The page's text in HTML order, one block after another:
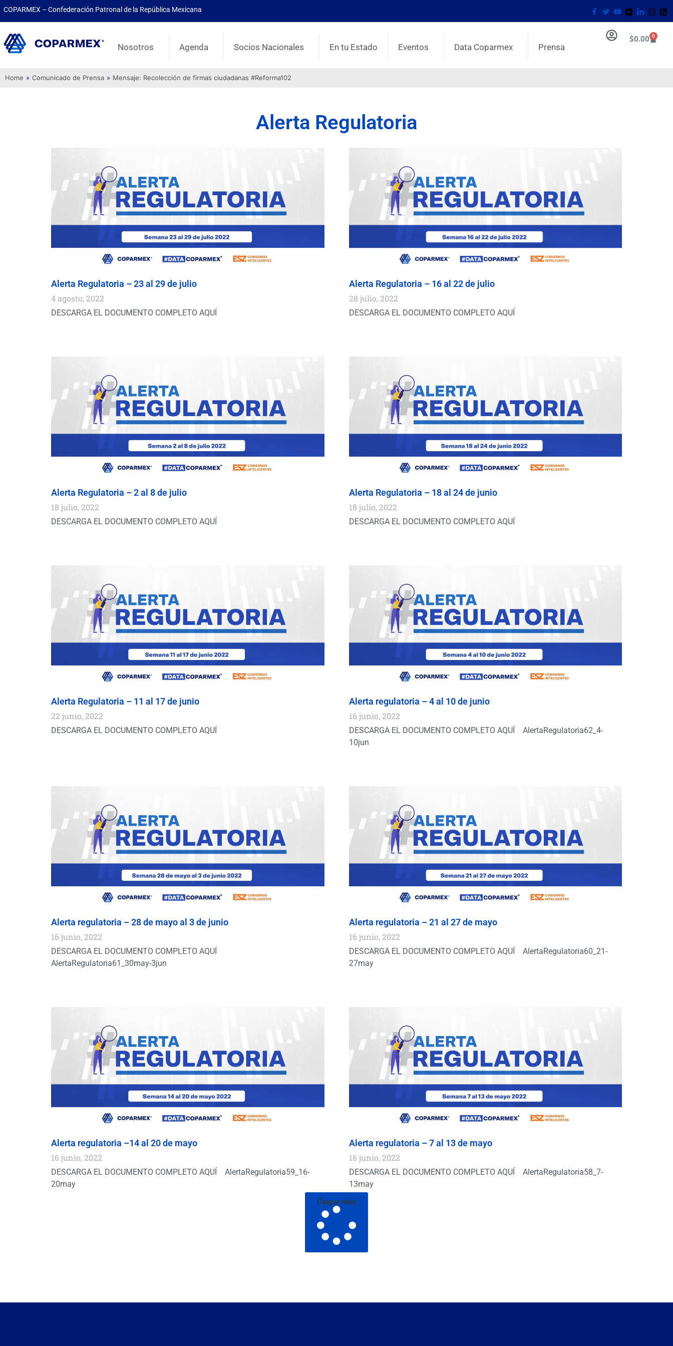
COPARMEX – Confederación Patronal de la República Mexicana
Nosotros Agenda Socios Nacionales En tu Estado Eventos Data Coparmex Prensa
$0.00 0
Home » Comunicado de Prensa » Mensaje: Recolección de firmas ciudadanas #Reforma102
Alerta Regulatoria
Alerta Regulatoria – 23 al 29 de julio
4 agosto, 2022
DESCARGA EL DOCUMENTO COMPLETO AQUÍ
Alerta Regulatoria – 16 al 22 de julio
28 julio, 2022
DESCARGA EL DOCUMENTO COMPLETO AQUÍ
Alerta Regulatoria – 2 al 8 de julio
18 julio, 2022
DESCARGA EL DOCUMENTO COMPLETO AQUÍ
Alerta Regulatoria – 18 al 24 de junio
18 julio, 2022
DESCARGA EL DOCUMENTO COMPLETO AQUÍ
Alerta Regulatoria – 11 al 17 de junio
22 junio, 2022
DESCARGA EL DOCUMENTO COMPLETO AQUÍ
Alerta regulatoria – 4 al 10 de junio
16 junio, 2022
DESCARGA EL DOCUMENTO COMPLETO AQUÍ AlertaRegulatoria62_4-
10jun
Alerta regulatoria – 28 de mayo al 3 de junio
16 junio, 2022
DESCARGA EL DOCUMENTO COMPLETO AQUÍ
AlertaRegulatoria61_30may-3jun
Alerta regulatoria – 21 al 27 de mayo
16 junio, 2022
DESCARGA EL DOCUMENTO COMPLETO AQUÍ AlertaRegulatoria60_21-
27may
Alerta regulatoria –14 al 20 de mayo
16 junio, 2022
DESCARGA EL DOCUMENTO COMPLETO AQUÍ AlertaRegulatoria59_16-
20may
Alerta regulatoria – 7 al 13 de mayo
16 junio, 2022
DESCARGA EL DOCUMENTO COMPLETO AQUÍ AlertaRegulatoria58_7-
13may
Cargar más